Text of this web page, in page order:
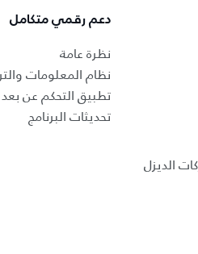
الديزل
دعم رقمي متكامل
نظرة عامة
نظام المعلومات
تطبيق التحكم عن بعد
تحديثات البرنامج